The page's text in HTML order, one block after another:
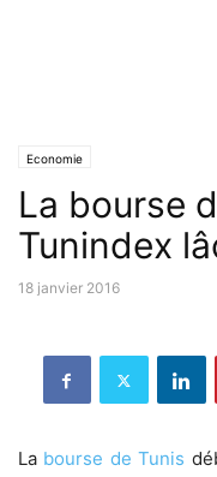
Economie
La bourse
Tunindex
18 janvier 2016
La bourse de Tunis